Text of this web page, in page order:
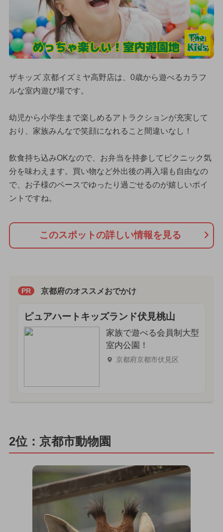
ザキッズ 京都イズミヤ高野店は、0歳から遊べるカラフ
ルな室内遊び場です。
幼児から小学生まで楽しめるアトラクションが充実して
おり、家族みんなで笑顔になれること間違いなし！
飲食持ち込みOKなので、お弁当を持参してピクニック気
分を味わえます。買い物など外出後の再入場も自由なの
で、お子様のペースでゆったり過ごせるのが嬉しいポイ
ントですね。
このスポットの詳しい情報を見る
PR 京都府のオススメおでかけ
ピュアハートキッズランド伏見桃山
家族で遊べる会員制大型
室内公園！
京都府京都市伏見区
2位：京都市動物園